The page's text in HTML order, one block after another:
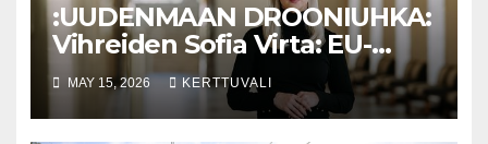
:UUDENMAAN DROONIUHKA:
Vihreiden Sofia Virta: EU-
Alertin käyttöönottoa on
aikaistettava ja Venäjä-
sanktioita kiristettävä
MAY 15, 2026 KERTTUVALI